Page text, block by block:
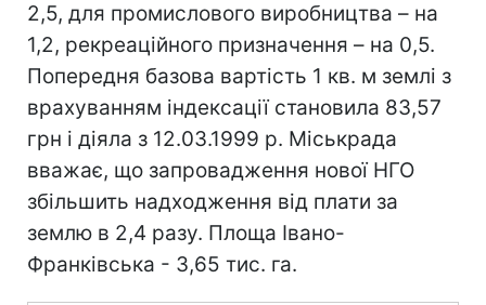
2,5, для промислового виробництва – на
1,2, рекреаційного призначення – на 0,5.
Попередня базова вартість 1 кв. м землі з
врахуванням індексації становила 83,57
грн і діяла з 12.03.1999 р. Міськрада
вважає, що запровадження нової НГО
збільшить надходження від плати за
землю в 2,4 разу. Площа Івано-
Франківська - 3,65 тис. га.